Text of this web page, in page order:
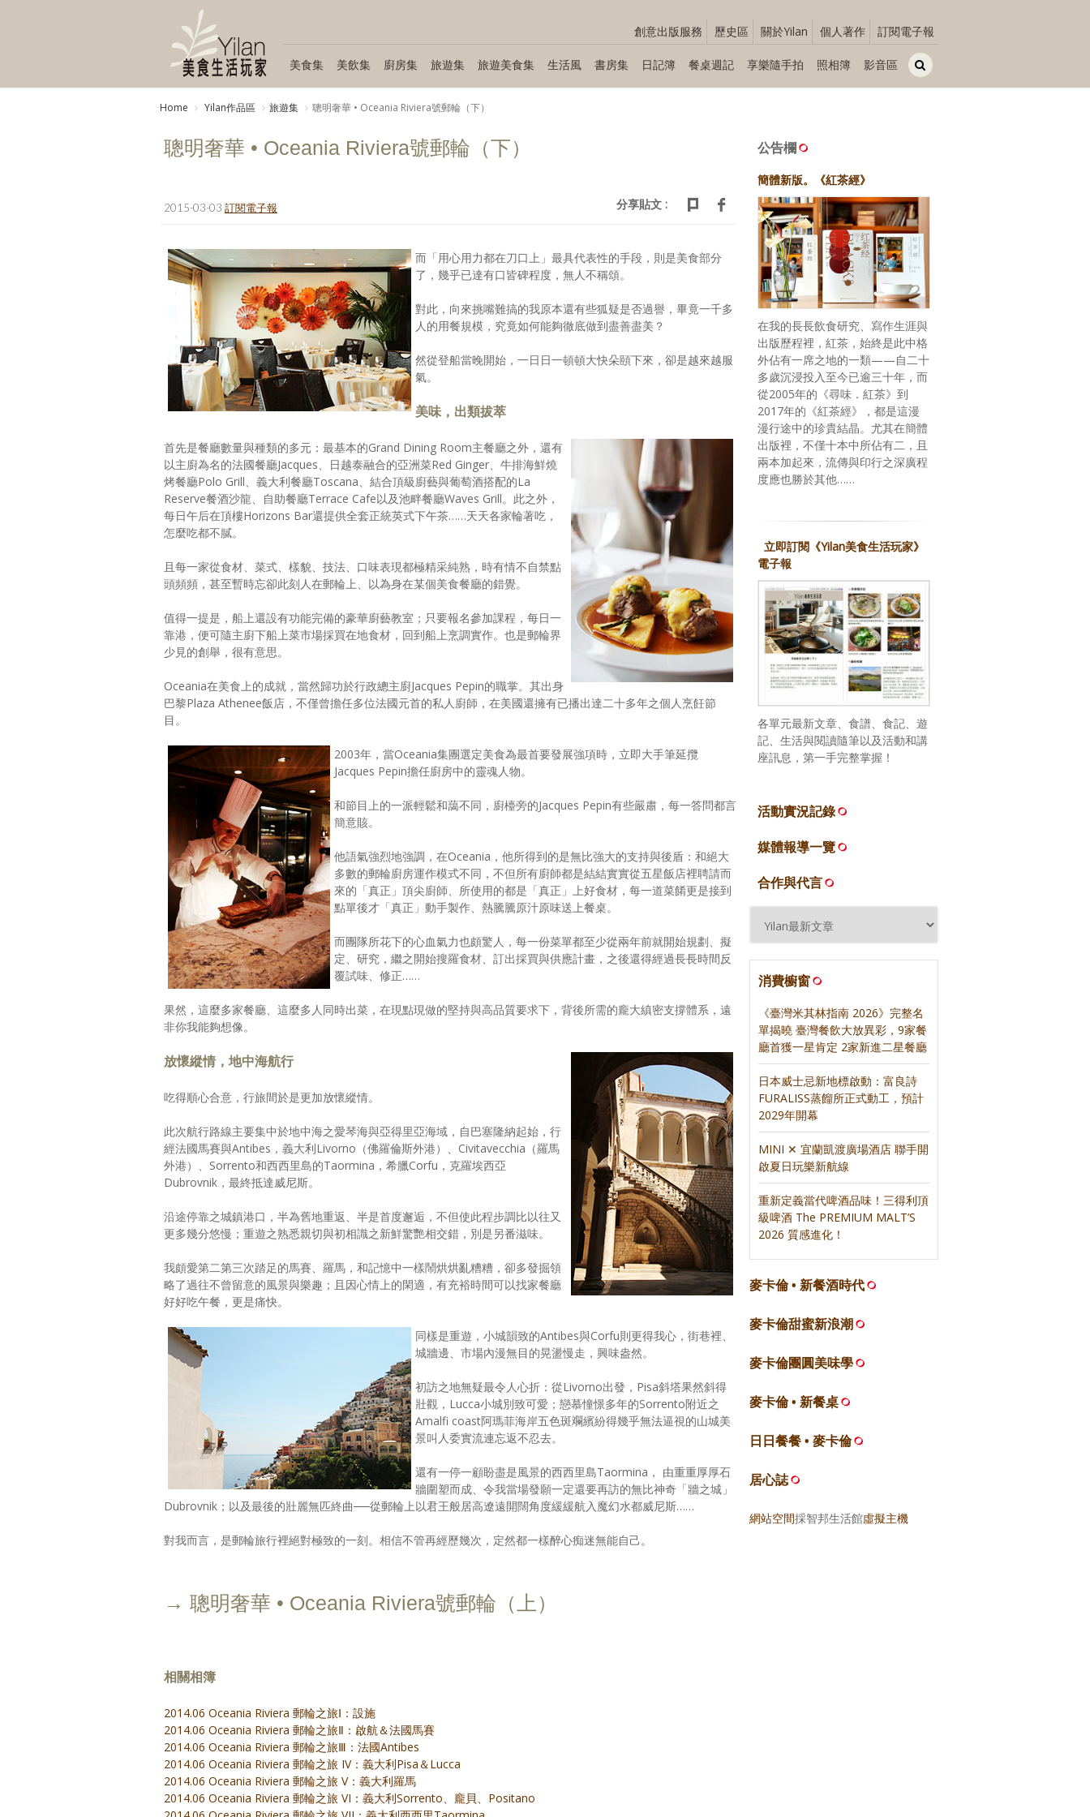
創意出版服務 歷史區 關於Yilan 個人著作 訂閱電子報
美食集 美飲集 廚房集 旅遊集 旅遊美食集 生活風 書房集 日記簿 餐桌週記 享樂隨手拍 照相簿 影音區
Home Yilan作品區 旅遊集 聰明奢華 • Oceania Riviera號郵輪（下）
聰明奢華 • Oceania Riviera號郵輪（下）
2015-03-03 訂閱電子報 分享貼文 :
而「用心用力都在刀口上」最具代表性的手段，則是美食部分
了，幾乎已達有口皆碑程度，無人不稱頌。
對此，向來挑嘴難搞的我原本還有些狐疑是否過譽，畢竟一千多
人的用餐規模，究竟如何能夠徹底做到盡善盡美？
然從登船當晚開始，一日日一頓頓大快朵頤下來，卻是越來越服
氣。
美味，出類拔萃
首先是餐廳數量與種類的多元：最基本的Grand Dining Room主餐廳之外，還有
以主廚為名的法國餐廳Jacques、日越泰融合的亞洲菜Red Ginger、牛排海鮮燒
烤餐廳Polo Grill、義大利餐廳Toscana、結合頂級廚藝與葡萄酒搭配的La
Reserve餐酒沙龍、自助餐廳Terrace Cafe以及池畔餐廳Waves Grill。此之外，
每日午后在頂樓Horizons Bar還提供全套正統英式下午茶……天天各家輪著吃，
怎麼吃都不膩。
且每一家從食材、菜式、樣貌、技法、口味表現都極精采純熟，時有情不自禁點
頭頻頻，甚至暫時忘卻此刻人在郵輪上、以為身在某個美食餐廳的錯覺。
值得一提是，船上還設有功能完備的豪華廚藝教室；只要報名參加課程，每日一
靠港，便可隨主廚下船上菜市場採買在地食材，回到船上烹調實作。也是郵輪界
少見的創舉，很有意思。
Oceania在美食上的成就，當然歸功於行政總主廚Jacques Pepin的職掌。其出身
巴黎Plaza Athenee飯店，不僅曾擔任多位法國元首的私人廚師，在美國還擁有已播出達二十多年之個人烹飪節
目。
2003年，當Oceania集團選定美食為最首要發展強項時，立即大手筆延攬
Jacques Pepin擔任廚房中的靈魂人物。
和節目上的一派輕鬆和藹不同，廚檯旁的Jacques Pepin有些嚴肅，每一答問都言
簡意賅。
他語氣強烈地強調，在Oceania，他所得到的是無比強大的支持與後盾：和絕大
多數的郵輪廚房運作模式不同，不但所有廚師都是結結實實從五星飯店裡聘請而
來的「真正」頂尖廚師、所使用的都是「真正」上好食材，每一道菜餚更是接到
點單後才「真正」動手製作、熱騰騰原汁原味送上餐桌。
而團隊所花下的心血氣力也頗驚人，每一份菜單都至少從兩年前就開始規劃、擬
定、研究，繼之開始搜羅食材、訂出採買與供應計畫，之後還得經過長長時間反
覆試味、修正……
果然，這麼多家餐廳、這麼多人同時出菜，在現點現做的堅持與高品質要求下，背後所需的龐大縝密支撐體系，遠
非你我能夠想像。
放懷縱情，地中海航行
吃得順心合意，行旅間於是更加放懷縱情。
此次航行路線主要集中於地中海之愛琴海與亞得里亞海域，自巴塞隆納起始，行
經法國馬賽與Antibes，義大利Livorno（佛羅倫斯外港）、Civitavecchia（羅馬
外港）、Sorrento和西西里島的Taormina，希臘Corfu，克羅埃西亞
Dubrovnik，最終抵達威尼斯。
沿途停靠之城鎮港口，半為舊地重返、半是首度邂逅，不但使此程步調比以往又
更多幾分悠慢；重遊之熟悉親切與初相識之新鮮驚艷相交錯，別是另番滋味。
我頗愛第二第三次踏足的馬賽、羅馬，和記憶中一樣鬧烘烘亂糟糟，卻多發掘領
略了過往不曾留意的風景與樂趣；且因心情上的閑適，有充裕時間可以找家餐廳
好好吃午餐，更是痛快。
同樣是重遊，小城韻致的Antibes與Corfu則更得我心，街巷裡、
城牆邊、市場內漫無目的晃盪慢走，興味盎然。
初訪之地無疑最令人心折：從Livorno出發，Pisa斜塔果然斜得
壯觀，Lucca小城別致可愛；戀慕憧憬多年的Sorrento附近之
Amalfi coast阿瑪菲海岸五色斑斕繽紛得幾乎無法逼視的山城美
景叫人委實流連忘返不忍去。
還有一停一顧盼盡是風景的西西里島Taormina， 由重重厚厚石
牆圍塑而成、令我當場發願一定還要再訪的無比神奇「牆之城」
Dubrovnik；以及最後的壯麗無匹終曲──從郵輪上以君王般居高遼遠開闊角度緩緩航入魔幻水都威尼斯……
對我而言，是郵輪旅行裡絕對極致的一刻。相信不管再經歷幾次，定然都一樣醉心痴迷無能自己。
→ 聰明奢華 • Oceania Riviera號郵輪（上）
相關相簿
2014.06 Oceania Riviera 郵輪之旅Ⅰ：設施
2014.06 Oceania Riviera 郵輪之旅Ⅱ：啟航＆法國馬賽
2014.06 Oceania Riviera 郵輪之旅Ⅲ：法國Antibes
2014.06 Oceania Riviera 郵輪之旅 IV：義大利Pisa＆Lucca
2014.06 Oceania Riviera 郵輪之旅 V：義大利羅馬
2014.06 Oceania Riviera 郵輪之旅 VI：義大利Sorrento、龐貝、Positano
公告欄
簡體新版。《紅茶經》
在我的長長飲食研究、寫作生涯與
出版歷程裡，紅茶，始終是此中格
外佔有一席之地的一類——自二十
多歲沉浸投入至今已逾三十年，而
從2005年的《尋味．紅茶》到
2017年的《紅茶經》，都是這漫
漫行途中的珍貴結晶。尤其在簡體
出版裡，不僅十本中所佔有二，且
兩本加起來，流傳與印行之深廣程
度應也勝於其他……
立即訂閱《Yilan美食生活玩家》
電子報
各單元最新文章、食譜、食記、遊
記、生活與閱讀隨筆以及活動和講
座訊息，第一手完整掌握！
活動實況記錄
媒體報導一覽
合作與代言
消費櫥窗
《臺灣米其林指南 2026》完整名
單揭曉 臺灣餐飲大放異彩，9家餐
廳首獲一星肯定 2家新進二星餐廳
日本威士忌新地標啟動：富良詩
FURALISS蒸餾所正式動工，預計
2029年開幕
MINI ✕ 宜蘭凱渡廣場酒店 聯手開
啟夏日玩樂新航線
重新定義當代啤酒品味！三得利頂
級啤酒 The PREMIUM MALT’S
2026 質感進化！
麥卡倫 • 新餐酒時代
麥卡倫甜蜜新浪潮
麥卡倫團圓美味學
麥卡倫 • 新餐桌
日日餐餐 • 麥卡倫
居心誌
網站空間採智邦生活館虛擬主機